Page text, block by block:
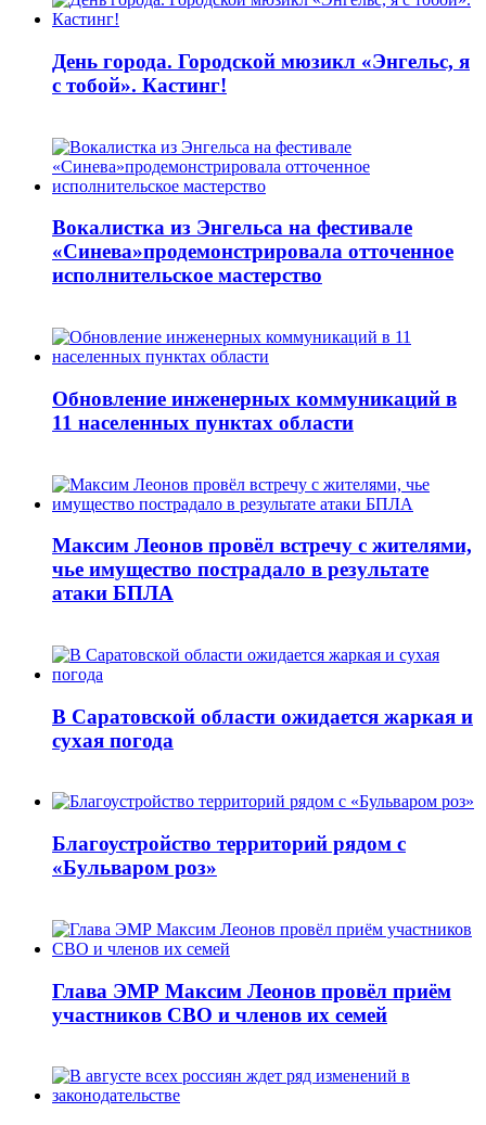
День города. Городской мюзикл «Энгельс, я
с тобой». Кастинг!
Вокалистка из Энгельса на фестивале
«Синева»продемонстрировала отточенное
исполнительское мастерство
Обновление инженерных коммуникаций в
11 населенных пунктах области
Максим Леонов провёл встречу с жителями,
чье имущество пострадало в результате
атаки БПЛА
В Саратовской области ожидается жаркая и
сухая погода
Благоустройство территорий рядом с
«Бульваром роз»
Глава ЭМР Максим Леонов провёл приём
участников СВО и членов их семей